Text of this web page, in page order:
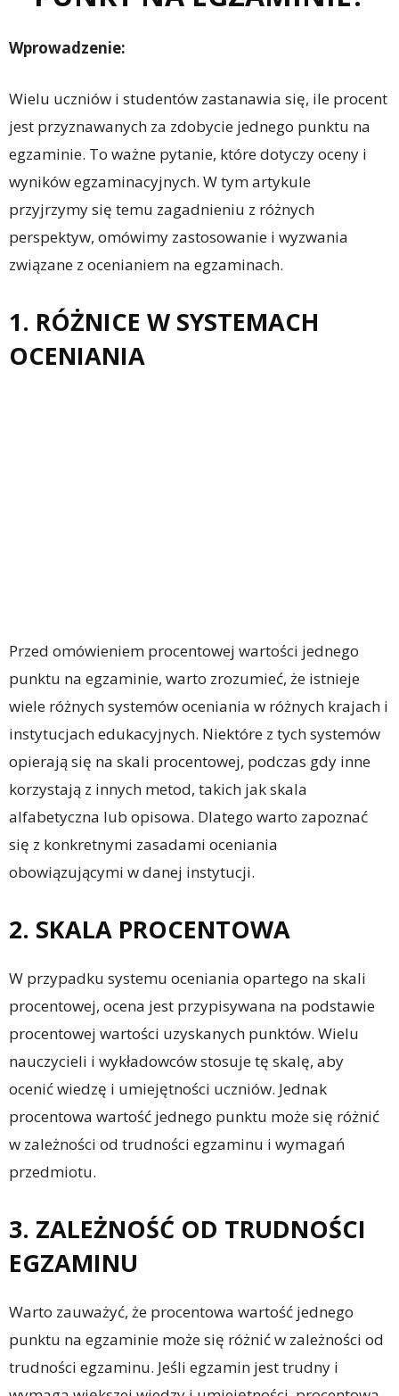
Wprowadzenie:
Wielu uczniów i studentów zastanawia się, ile procent
jest przyznawanych za zdobycie jednego punktu na
egzaminie. To ważne pytanie, które dotyczy oceny i
wyników egzaminacyjnych. W tym artykule
przyjrzymy się temu zagadnieniu z różnych
perspektyw, omówimy zastosowanie i wyzwania
związane z ocenianiem na egzaminach.
1. RÓŻNICE W SYSTEMACH
OCENIANIA
Przed omówieniem procentowej wartości jednego
punktu na egzaminie, warto zrozumieć, że istnieje
wiele różnych systemów oceniania w różnych krajach i
instytucjach edukacyjnych. Niektóre z tych systemów
opierają się na skali procentowej, podczas gdy inne
korzystają z innych metod, takich jak skala
alfabetyczna lub opisowa. Dlatego warto zapoznać
się z konkretnymi zasadami oceniania
obowiązującymi w danej instytucji.
2. SKALA PROCENTOWA
W przypadku systemu oceniania opartego na skali
procentowej, ocena jest przypisywana na podstawie
procentowej wartości uzyskanych punktów. Wielu
nauczycieli i wykładowców stosuje tę skalę, aby
ocenić wiedzę i umiejętności uczniów. Jednak
procentowa wartość jednego punktu może się różnić
w zależności od trudności egzaminu i wymagań
przedmiotu.
3. ZALEŻNOŚĆ OD TRUDNOŚCI
EGZAMINU
Warto zauważyć, że procentowa wartość jednego
punktu na egzaminie może się różnić w zależności od
trudności egzaminu. Jeśli egzamin jest trudny i